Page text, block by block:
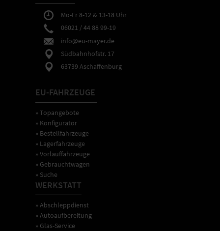
Mo-Fr 8-12 & 13-18 Uhr
06021 / 44 88 99-19
info@eu-mayer.de
Südbahnhofstr. 17
63739 Aschaffenburg
EU-FAHRZEUGE
» Topangebote
» Konfigurator
» Bestellfahrzeuge
» Lagerfahrzeuge
» Vorlauffahrzeuge
» Gebrauchtwagen
» Suche
WERKSTATT
» Abschleppdienst
» Autoaufbereitung
» Glas-Service